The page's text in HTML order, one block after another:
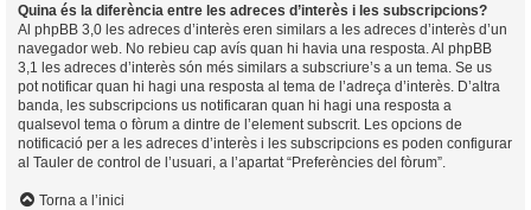
Quina és la diferència entre les adreces d’interès i les subscripcions?
Al phpBB 3,0 les adreces d’interès eren similars a les adreces d’interès d’un
navegador web. No rebieu cap avís quan hi havia una resposta. Al phpBB
3,1 les adreces d’interès són més similars a subscriure’s a un tema. Se us
pot notificar quan hi hagi una resposta al tema de l’adreça d’interès. D’altra
banda, les subscripcions us notificaran quan hi hagi una resposta a
qualsevol tema o fòrum a dintre de l’element subscrit. Les opcions de
notificació per a les adreces d’interès i les subscripcions es poden configurar
al Tauler de control de l’usuari, a l’apartat “Preferències del fòrum”.
Torna a l’inici